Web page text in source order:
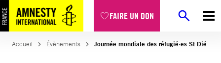
FAIRE UN DON
Accueil Évènements Journée mondiale des réfugié·es St Dié